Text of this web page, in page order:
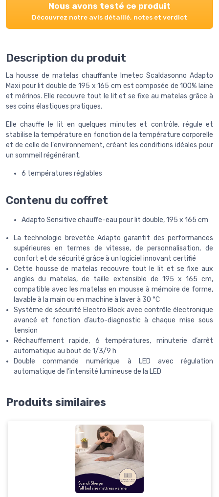
Nous avons testé ce produit
Découvrez notre avis détaillé, notes et verdict
Description du produit
La housse de matelas chauffante Imetec Scaldasonno Adapto
Maxi pour lit double de 195 x 165 cm est composée de 100% laine
et mérinos. Elle recouvre tout le lit et se fixe au matelas grâce à
ses coins élastiques pratiques.
Elle chauffe le lit en quelques minutes et contrôle, régule et
stabilise la température en fonction de la température corporelle
et de celle de l'environnement, créant les conditions idéales pour
un sommeil régénérant.
6 températures réglables
Contenu du coffret
Adapto Sensitive chauffe-eau pour lit double, 195 x 165 cm
La technologie brevetée Adapto garantit des performances
supérieures en termes de vitesse, de personnalisation, de
confort et de sécurité grâce à un logiciel innovant certifié
Cette housse de matelas recouvre tout le lit et se fixe aux
angles du matelas, de taille extensible de 195 x 165 cm,
compatible avec les matelas en mousse à mémoire de forme,
lavable à la main ou en machine à laver à 30 °C
Système de sécurité Electro Block avec contrôle électronique
avancé et fonction d’auto-diagnostic à chaque mise sous
tension
Réchauffement rapide, 6 températures, minuterie d’arrêt
automatique au bout de 1/3/9 h
Double commande numérique à LED avec régulation
automatique de l’intensité lumineuse de la LED
Produits similaires